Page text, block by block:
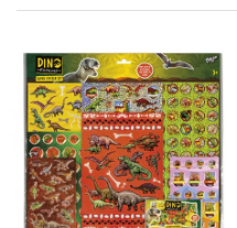
Agende
Cărţi de colorat, activități, apa
Accesorii diverse
LEGO Ninjago
LEGO Minecraft
LEGO DREAMZzz
LEGO Star Wars
LEGO Gabby s Dollhouse